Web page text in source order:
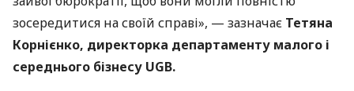
зосередитися на своїй справі», — зазначає Тетяна
Корнієнко, директорка департаменту малого і
середнього бізнесу UGB.